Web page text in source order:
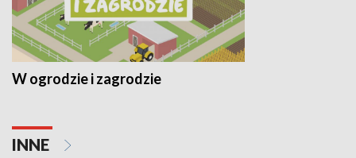
W ogrodzie i zagrodzie
INNE